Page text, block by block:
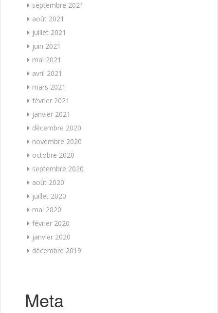
septembre 2021
août 2021
juillet 2021
juin 2021
mai 2021
avril 2021
mars 2021
février 2021
janvier 2021
décembre 2020
novembre 2020
octobre 2020
septembre 2020
août 2020
juillet 2020
mai 2020
février 2020
janvier 2020
décembre 2019
Meta